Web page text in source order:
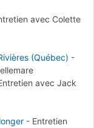
avec Colette
(Québec) -
avec Jack
- Entretien